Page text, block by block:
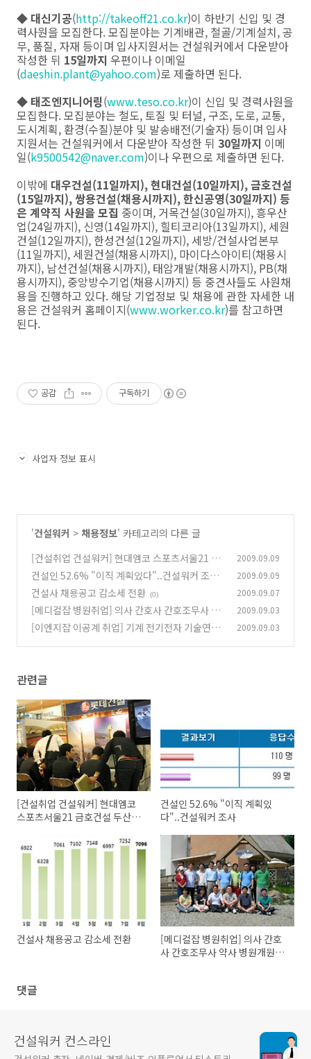
◆ 대신기공(http://takeoff21.co.kr)이 하반기 신입 및 경
력사원을 모집한다. 모집분야는 기계배관, 철골/기계설치, 공
무, 품질, 자재 등이며 입사지원서는 건설워커에서 다운받아
작성한 뒤 15일까지 우편이나 이메일
(daeshin.plant@yahoo.com)로 제출하면 된다.
◆태조엔지니어링(www.teso.co.kr)이 신입 및 경력사원을
모집한다. 모집분야는 철도, 토질 및 터널, 구조, 도로, 교통,
도시계획, 환경(수질)분야 및 발송배전(기술자) 등이며 입사
지원서는 건설워커에서 다운받아 작성한 뒤 30일까지 이메
일(k9500542@naver.com)이나 우편으로 제출하면 된다.
이밖에 대우건설(11일까지), 현대건설(10일까지), 금호건설
(15일까지), 쌍용건설(채용시까지), 한신공영(30일까지) 등
은 계약직 사원을 모집 중이며, 거목건설(30일까지), 흥우산
업(24일까지), 신영(14일까지), 힐티코리아(13일까지), 세원
건설(12일까지), 한성건설(12일까지), 세방/건설사업본부
(11일까지), 세원건설(채용시까지), 마이다스아이티(채용시
까지), 남선건설(채용시까지), 태암개발(채용시까지), PB(채
용시까지), 중앙방수기업(채용시까지) 등 중견사들도 사원채
용을 진행하고 있다. 해당 기업정보 및 채용에 관한 자세한 내
용은 건설워커 홈페이지(www.worker.co.kr)를 참고하면
된다.
공감 구독하기
사업자 정보 표시
'건설워커 > 채용정보' 카테고리의 다른 글
[건설취업 건설워커] 현대엠코 스포츠서울21 금
호건설 두산건설 대신기공 삼성엔지니어링
(0)
2009.09.09
건설인 52.6% "이직 계획있다"..건설워커 조사
(0)
2009.09.09
건설사 채용공고 감소세 전환 (0) 2009.09.07
[메디컬잡 병원취업] 의사 간호사 간호조무사 약
사 병원개원입지 치과위생사 구인구직 (0)
2009.09.03
[이엔지잡 이공계 취업] 기계 전기전자 기술연구
2009.09.03
관련글
[건설취업 건설워커] 현대엠코
스포츠서울21 금호건설 두산건
건설인 52.6% "이직 계획있
다"..건설워커 조사
건설사 채용공고 감소세 전환
[메디컬잡 병원취업] 의사 간호
사 간호조무사 약사 병원개원입
댓글
건설워커 컨스라인